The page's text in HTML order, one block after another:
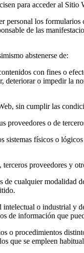
para acceder al Sitio
los
de las
abstenerse de:
con fines o
deteriorar o impedir la
sin cumplir las
proveedores o de
físicos o
proveedores y
cualquier modalidad
o industrial
de información que
o procedimientos
que se empleen